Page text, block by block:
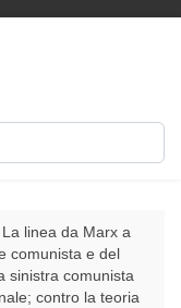
La linea da Marx a
comunista e del
sinistra comunista
contro la teoria